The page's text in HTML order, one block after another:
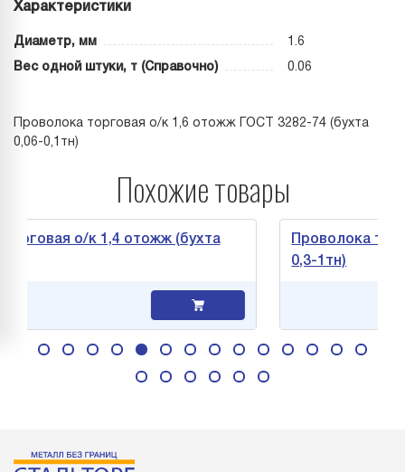
Характеристики
Диаметр, мм 1.6
Вес одной штуки, т (Справочно) 0.06
Проволока торговая о/к 1,6 отожж ГОСТ 3282-74 (бухта
0,06-0,1тн)
Похожие товары
о/к 1,4 отожж (бухта
Проволока торговая
0,3-1тн)